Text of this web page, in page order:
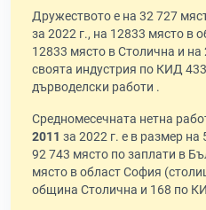
Дружеството е на 32 727
за 2022 г., на 12833 място в
12833 място в Столична и
своята индустрия по КИД
дърводелски работи .
Средномесечната нетна
2011 за 2022 г. е в размер
92 743 място по заплати в
място в област София
община Столична и 168 по